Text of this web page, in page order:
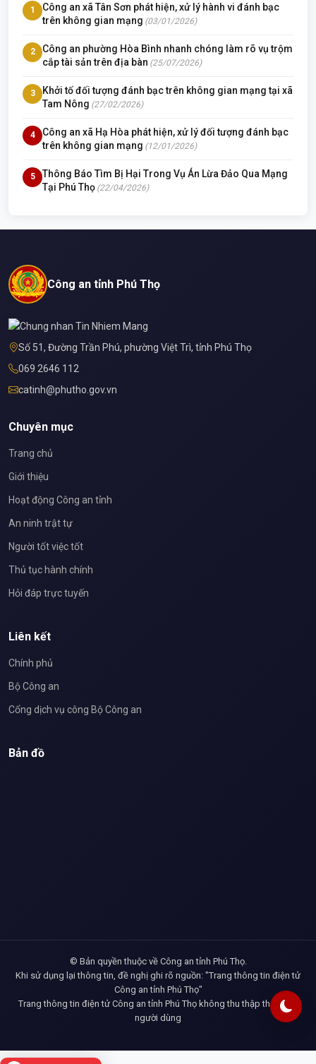
1
Công an xã Tân Sơn phát hiện, xử lý hành vi đánh bạc
trên không gian mạng (03/01/2026)
2
Công an phường Hòa Bình nhanh chóng làm rõ vụ trộm
cắp tài sản trên địa bàn (25/07/2026)
3
Khởi tố đối tượng đánh bạc trên không gian mạng tại xã
Tam Nông (27/02/2026)
4
Công an xã Hạ Hòa phát hiện, xử lý đối tượng đánh bạc
trên không gian mạng (12/01/2026)
5
Thông Báo Tìm Bị Hại Trong Vụ Án Lừa Đảo Qua Mạng
Tại Phú Thọ (22/04/2026)
Công an tỉnh Phú Thọ
Số 51, Đường Trần Phú, phường Việt Trì, tỉnh Phú Thọ
069 2646 112
catinh@phutho.gov.vn
Chuyên mục
Trang chủ
Giới thiệu
Hoạt động Công an tỉnh
An ninh trật tự
Người tốt việc tốt
Thủ tục hành chính
Hỏi đáp trực tuyến
Liên kết
Chính phủ
Bộ Công an
Cổng dịch vụ công Bộ Công an
Bản đồ
© Bản quyền thuộc về Công an tỉnh Phú Thọ.
Khi sử dụng lại thông tin, đề nghị ghi rõ nguồn: "Trang thông tin điện tử
Công an tỉnh Phú Thọ"
Trang thông tin điện tử Công an tỉnh Phú Thọ không thu thập thông tin
người dùng